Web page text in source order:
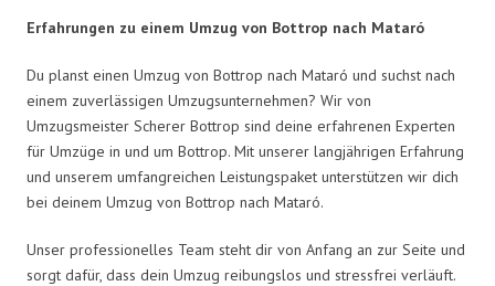
Erfahrungen zu einem Umzug von Bottrop nach Mataró
Du planst einen Umzug von Bottrop nach Mataró und suchst nach
einem zuverlässigen Umzugsunternehmen? Wir von
Umzugsmeister Scherer Bottrop sind deine erfahrenen Experten
für Umzüge in und um Bottrop. Mit unserer langjährigen Erfahrung
und unserem umfangreichen Leistungspaket unterstützen wir dich
bei deinem Umzug von Bottrop nach Mataró.
Unser professionelles Team steht dir von Anfang an zur Seite und
sorgt dafür, dass dein Umzug reibungslos und stressfrei verläuft.